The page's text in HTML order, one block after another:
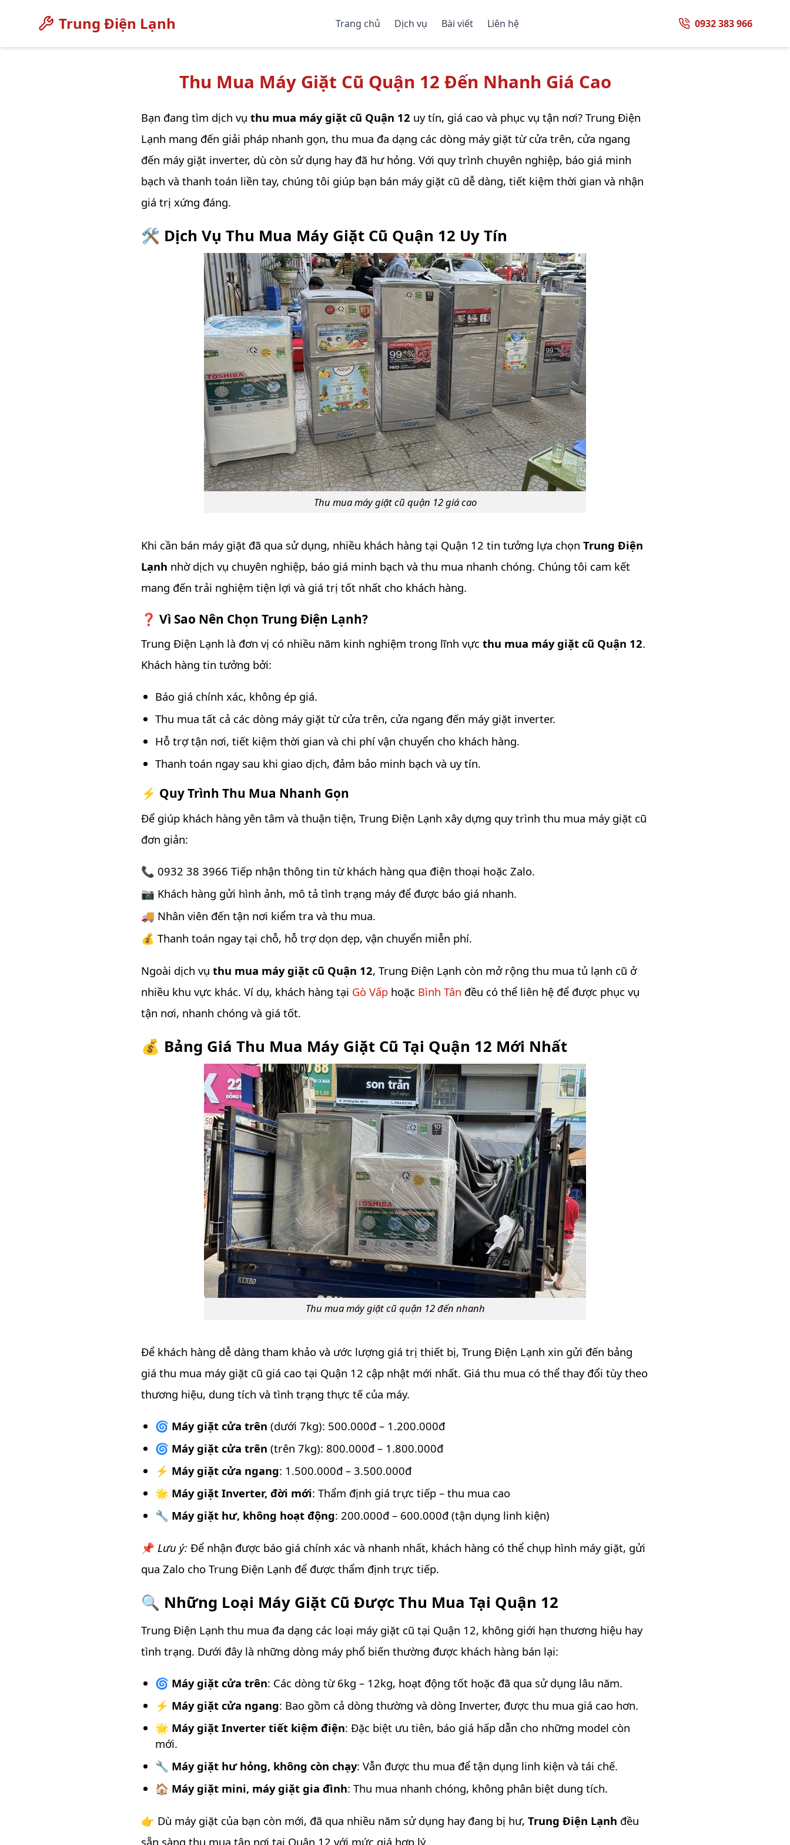
Trung Điện Lạnh Trang chủ Dịch vụ Bài viết Liên hệ 0932 383 966
Thu Mua Máy Giặt Cũ Quận 12 Đến Nhanh Giá Cao
Bạn đang tìm dịch vụ thu mua máy giặt cũ Quận 12 uy tín, giá cao và phục vụ tận nơi? Trung Điện
Lạnh mang đến giải pháp nhanh gọn, thu mua đa dạng các dòng máy giặt từ cửa trên, cửa ngang
đến máy giặt inverter, dù còn sử dụng hay đã hư hỏng. Với quy trình chuyên nghiệp, báo giá minh
bạch và thanh toán liền tay, chúng tôi giúp bạn bán máy giặt cũ dễ dàng, tiết kiệm thời gian và nhận
giá trị xứng đáng.
🛠️ Dịch Vụ Thu Mua Máy Giặt Cũ Quận 12 Uy Tín
Thu mua máy giặt cũ quận 12 giá cao
Khi cần bán máy giặt đã qua sử dụng, nhiều khách hàng tại Quận 12 tin tưởng lựa chọn Trung Điện
Lạnh nhờ dịch vụ chuyên nghiệp, báo giá minh bạch và thu mua nhanh chóng. Chúng tôi cam kết
mang đến trải nghiệm tiện lợi và giá trị tốt nhất cho khách hàng.
❓ Vì Sao Nên Chọn Trung Điện Lạnh?
Trung Điện Lạnh là đơn vị có nhiều năm kinh nghiệm trong lĩnh vực thu mua máy giặt cũ Quận 12.
Khách hàng tin tưởng bởi:
Báo giá chính xác, không ép giá.
Thu mua tất cả các dòng máy giặt từ cửa trên, cửa ngang đến máy giặt inverter.
Hỗ trợ tận nơi, tiết kiệm thời gian và chi phí vận chuyển cho khách hàng.
Thanh toán ngay sau khi giao dịch, đảm bảo minh bạch và uy tín.
⚡ Quy Trình Thu Mua Nhanh Gọn
Để giúp khách hàng yên tâm và thuận tiện, Trung Điện Lạnh xây dựng quy trình thu mua máy giặt cũ
đơn giản:
📞 0932 38 3966 Tiếp nhận thông tin từ khách hàng qua điện thoại hoặc Zalo.
📷 Khách hàng gửi hình ảnh, mô tả tình trạng máy để được báo giá nhanh.
🚚 Nhân viên đến tận nơi kiểm tra và thu mua.
💰 Thanh toán ngay tại chỗ, hỗ trợ dọn dẹp, vận chuyển miễn phí.
Ngoài dịch vụ thu mua máy giặt cũ Quận 12, Trung Điện Lạnh còn mở rộng thu mua tủ lạnh cũ ở
nhiều khu vực khác. Ví dụ, khách hàng tại Gò Vấp hoặc Bình Tân đều có thể liên hệ để được phục vụ
tận nơi, nhanh chóng và giá tốt.
💰 Bảng Giá Thu Mua Máy Giặt Cũ Tại Quận 12 Mới Nhất
Thu mua máy giặt cũ quận 12 đến nhanh
Để khách hàng dễ dàng tham khảo và ước lượng giá trị thiết bị, Trung Điện Lạnh xin gửi đến bảng
giá thu mua máy giặt cũ giá cao tại Quận 12 cập nhật mới nhất. Giá thu mua có thể thay đổi tùy theo
thương hiệu, dung tích và tình trạng thực tế của máy.
🌀 Máy giặt cửa trên (dưới 7kg): 500.000đ – 1.200.000đ
🌀 Máy giặt cửa trên (trên 7kg): 800.000đ – 1.800.000đ
⚡ Máy giặt cửa ngang: 1.500.000đ – 3.500.000đ
🌟 Máy giặt Inverter, đời mới: Thẩm định giá trực tiếp – thu mua cao
🔧 Máy giặt hư, không hoạt động: 200.000đ – 600.000đ (tận dụng linh kiện)
📌 Lưu ý: Để nhận được báo giá chính xác và nhanh nhất, khách hàng có thể chụp hình máy giặt, gửi
qua Zalo cho Trung Điện Lạnh để được thẩm định trực tiếp.
🔍 Những Loại Máy Giặt Cũ Được Thu Mua Tại Quận 12
Trung Điện Lạnh thu mua đa dạng các loại máy giặt cũ tại Quận 12, không giới hạn thương hiệu hay
tình trạng. Dưới đây là những dòng máy phổ biến thường được khách hàng bán lại:
🌀 Máy giặt cửa trên: Các dòng từ 6kg – 12kg, hoạt động tốt hoặc đã qua sử dụng lâu năm.
⚡ Máy giặt cửa ngang: Bao gồm cả dòng thường và dòng Inverter, được thu mua giá cao hơn.
🌟 Máy giặt Inverter tiết kiệm điện: Đặc biệt ưu tiên, báo giá hấp dẫn cho những model còn
mới.
🔧 Máy giặt hư hỏng, không còn chạy: Vẫn được thu mua để tận dụng linh kiện và tái chế.
🏠 Máy giặt mini, máy giặt gia đình: Thu mua nhanh chóng, không phân biệt dung tích.
👉 Dù máy giặt của bạn còn mới, đã qua nhiều năm sử dụng hay đang bị hư, Trung Điện Lạnh đều
sẵn sàng thu mua tận nơi tại Quận 12 với mức giá hợp lý.